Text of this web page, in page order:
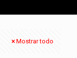
Mostrar todo